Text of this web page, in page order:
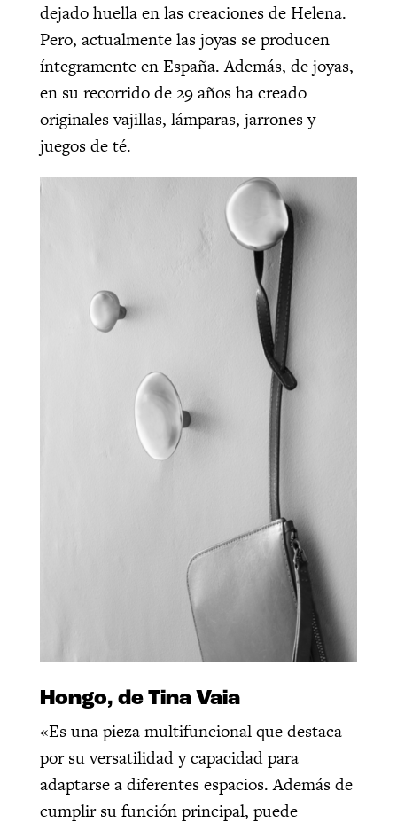
dejado huella en las creaciones de Helena.
Pero, actualmente las joyas se producen
íntegramente en España. Además, de joyas,
en su recorrido de 29 años ha creado
originales vajillas, lámparas, jarrones y
juegos de té.
Hongo, de Tina Vaia
«Es una pieza multifuncional que destaca
por su versatilidad y capacidad para
adaptarse a diferentes espacios. Además de
cumplir su función principal, puede